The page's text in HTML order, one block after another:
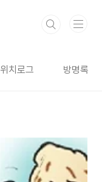
위치로그 방명록